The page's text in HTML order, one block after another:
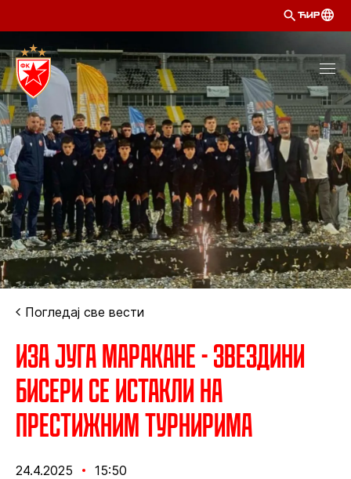
ЋИР
Погледај све вести
Иза југа Маракане - Звездини
бисери се истакли на
престижним турнирима
24.4.2025 15:50